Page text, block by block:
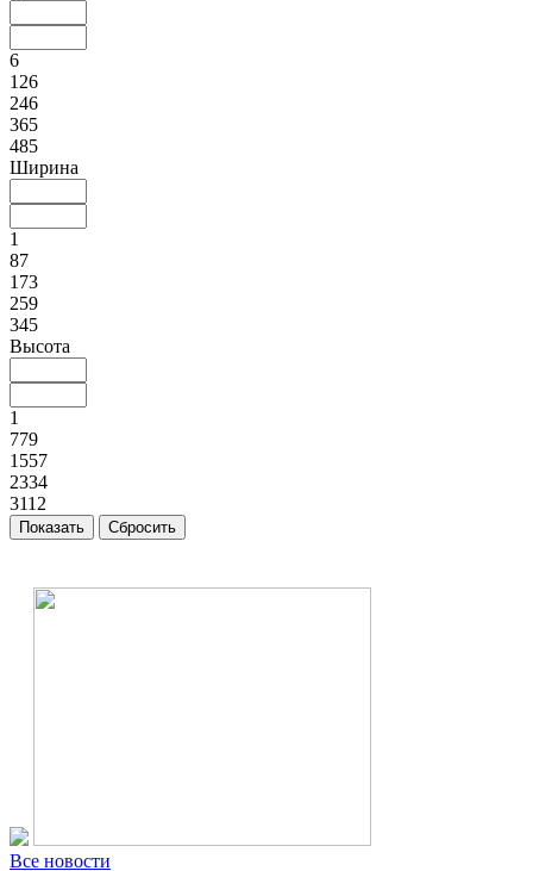
6
126
246
365
485
Ширина
1
87
173
259
345
Высота
1
779
1557
2334
3112
Все новости